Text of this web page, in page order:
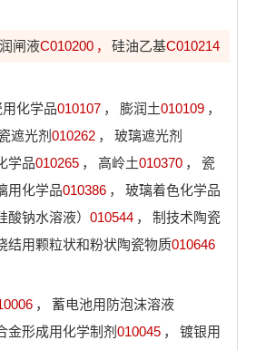
润闸液C010200 ， 硅油乙基C010214
化学品010107 ， 膨润土010109 ，
遮光剂 010262 ，
玻璃遮光剂
学品010265 ， 高岭土010370 ，
瓷
用化学品010386 ，
玻璃着色化学品
酸钠水溶液） 010544 ，
制技术陶瓷
结用颗粒状和粉状陶瓷物质010646
，
蓄电池用防泡沫溶液
金形成用化学制剂 010045 ，
镀银用